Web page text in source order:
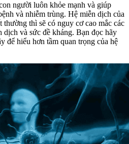
người luôn khỏe mạnh và giúp
và nhiễm trùng. Hệ miễn dịch của
thường thì sẽ có nguy cơ cao mắc các
dịch và sức đề kháng. Bạn đọc hãy
để hiểu hơn tầm quan trọng của hệ